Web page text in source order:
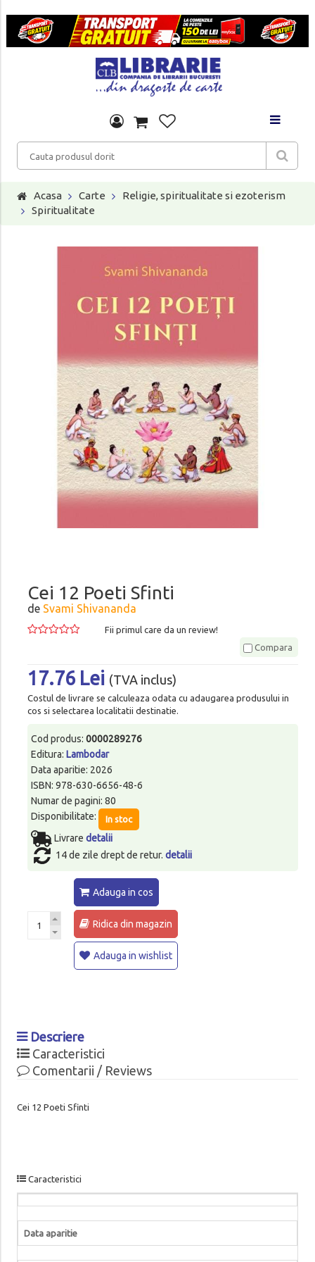
Acasa Carte
Religie, spiritualitate si ezoterism
Spiritualitate
Cei 12 Poeti Sfinti
de Svami Shivananda
Fii primul care da un review!
Compara
17.76 Lei (TVA inclus)
Costul de livrare se calculeaza odata cu adaugarea produsului in
cos si selectarea localitatii destinatie.
Cod produs: 0000289276
Editura: Lambodar
Data aparitie: 2026
ISBN: 978-630-6656-48-6
Numar de pagini: 80
Disponibilitate:
In stoc
Livrare detalii
14 de zile drept de retur. detalii
Adauga in cos
Ridica din magazin
Adauga in wishlist
Descriere
Caracteristici
Comentarii / Reviews
Cei 12 Poeti Sfinti
Caracteristici
Data aparitie